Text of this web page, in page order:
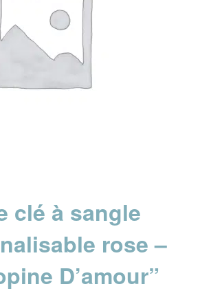
clé à sangle
rose –
D’amour”